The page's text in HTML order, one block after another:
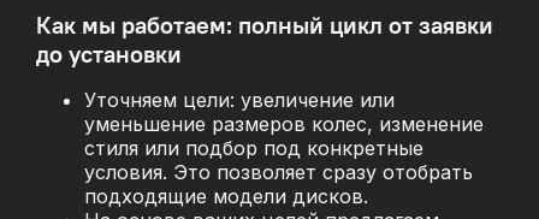
Как мы работаем: полный цикл от заявки
до установки
Уточняем цели: увеличение или
уменьшение размеров колес, изменение
стиля или подбор под конкретные
условия. Это позволяет сразу отобрать
подходящие модели дисков.